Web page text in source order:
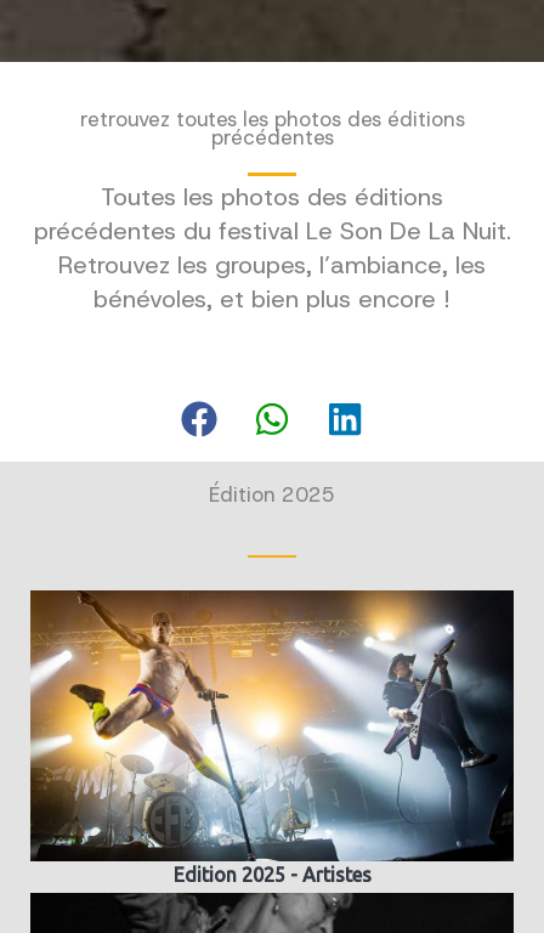
retrouvez toutes les photos des éditions
précédentes
Toutes les photos des éditions
précédentes du festival Le Son De La Nuit.
Retrouvez les groupes, l’ambiance, les
bénévoles, et bien plus encore !
Édition 2025
Edition 2025 - Artistes